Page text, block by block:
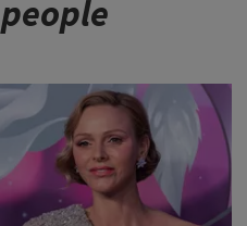
people